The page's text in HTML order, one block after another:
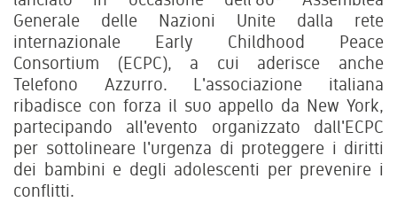
Generale delle Nazioni Unite dalla rete
internazionale Early Childhood Peace
Consortium (ECPC), a cui aderisce anche
Telefono Azzurro. L'associazione italiana
ribadisce con forza il suo appello da New York,
partecipando all'evento organizzato dall'ECPC
per sottolineare l'urgenza di proteggere i diritti
dei bambini e degli adolescenti per prevenire i
conflitti.